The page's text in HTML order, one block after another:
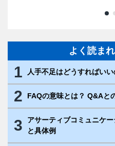
よく読ま
1 人手不足はどうすればい
2 FAQの意味とは？ Q&Aと
3
アサーティブコミュニケ
と具体例